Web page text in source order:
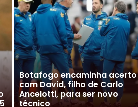
Ancelotti diz “sim” à Seleção
Brasileira e CBF finaliza
detalhes para oficializar
acordo